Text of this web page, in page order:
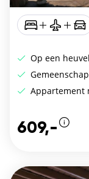
Op een
Appartement
609,-